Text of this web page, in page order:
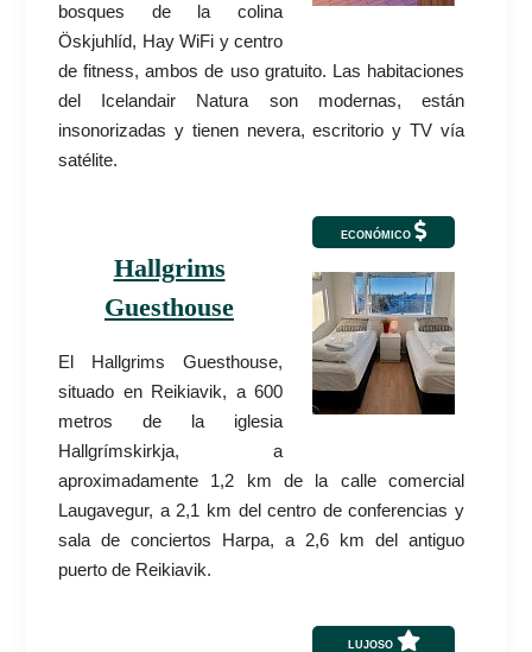
bosques de la colina
Öskjuhlíd, Hay WiFi y centro
de fitness, ambos de uso gratuito. Las habitaciones
del Icelandair Natura son modernas, están
insonorizadas y tienen nevera, escritorio y TV vía
satélite.
ECONÓMICO
Hallgrims
Guesthouse
El Hallgrims Guesthouse,
situado en Reikiavik, a 600
metros de la iglesia
Hallgrímskirkja, a
aproximadamente 1,2 km de la calle comercial
Laugavegur, a 2,1 km del centro de conferencias y
sala de conciertos Harpa, a 2,6 km del antiguo
puerto de Reikiavik.
LUJOSO